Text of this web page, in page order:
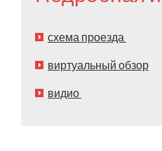
схема проезда
виртуальный обзор
видио